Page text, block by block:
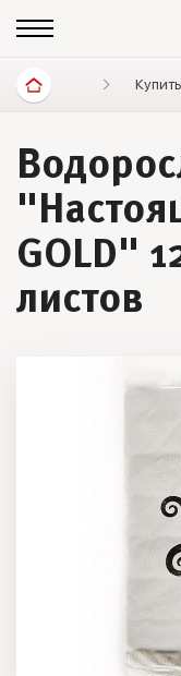
Диетические
GOLD"
листов